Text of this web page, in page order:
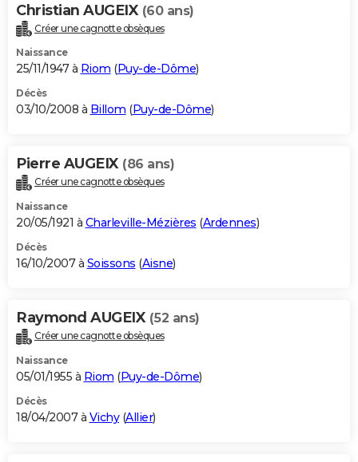
Christian AUGEIX (60 ans)
Créer une cagnotte obsèques
Naissance
25/11/1947 à Riom (Puy-de-Dôme)
Décès
03/10/2008 à Billom (Puy-de-Dôme)
Pierre AUGEIX (86 ans)
Créer une cagnotte obsèques
Naissance
20/05/1921 à Charleville-Mézières (Ardennes)
Décès
16/10/2007 à Soissons (Aisne)
Raymond AUGEIX (52 ans)
Créer une cagnotte obsèques
Naissance
05/01/1955 à Riom (Puy-de-Dôme)
Décès
18/04/2007 à Vichy(Allier)